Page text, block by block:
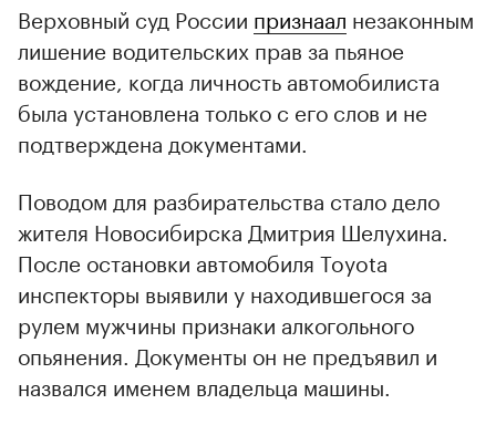
00:00 / 00:00
Верховный суд России признаал незаконным
лишение водительских прав за пьяное
вождение, когда личность автомобилиста
была установлена только с его слов и не
подтверждена документами.
Поводом для разбирательства стало дело
жителя Новосибирска Дмитрия Шелухина.
После остановки автомобиля Toyota
инспекторы выявили у находившегося за
рулем мужчины признаки алкогольного
опьянения. Документы он не предъявил и
назвался именем владельца машины.